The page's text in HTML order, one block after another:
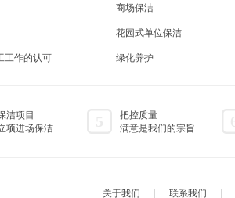
工作的认可
商场保洁
花园式单位保洁
绿化养护
洁项目
项进场保洁
把控质量
满意是我们的宗旨
关于我们 联系我们